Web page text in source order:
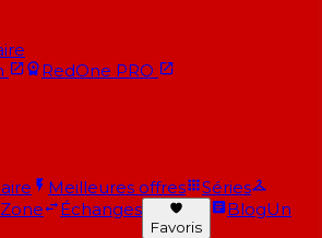
RedOne PRO
Meilleures offres
Séries
Échanges
Favoris
BlogUn